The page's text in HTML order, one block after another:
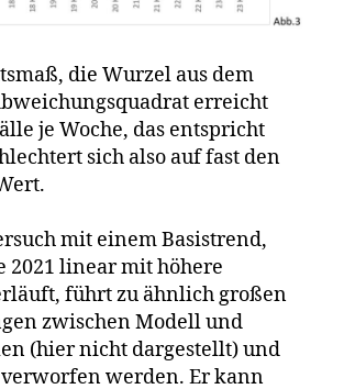
die Wurzel aus dem
erreicht
je Woche, das entspricht
sich also auf fast den
mit einem Basistrend,
2021 linear mit höhere
führt zu ähnlich großen
zwischen Modell und
(hier nicht dargestellt) und
werden. Er kann